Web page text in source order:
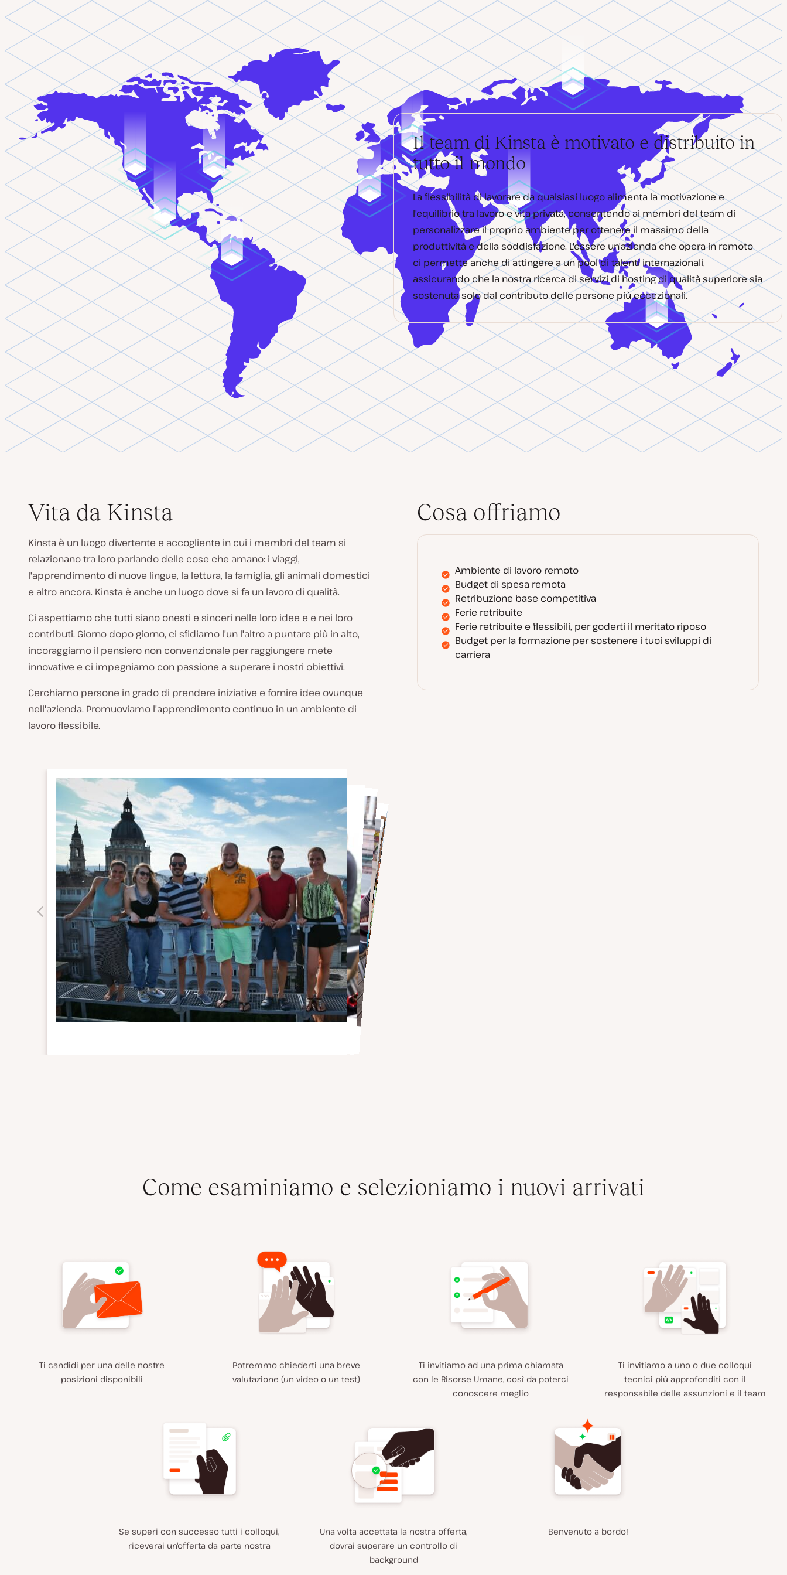
Il team di Kinsta è motivato e distribuito in
tutto il mondo
La flessibilità di lavorare da qualsiasi luogo alimenta la motivazione e
l'equilibrio tra lavoro e vita privata, consentendo ai membri del team di
personalizzare il proprio ambiente per ottenere il massimo della
produttività e della soddisfazione. L'essere un'azienda che opera in remoto
ci permette anche di attingere a un pool di talenti internazionali,
assicurando che la nostra ricerca di servizi di hosting di qualità superiore sia
sostenuta solo dal contributo delle persone più eccezionali.
Vita da Kinsta
Kinsta è un luogo divertente e accogliente in cui i membri del team si
relazionano tra loro parlando delle cose che amano: i viaggi,
l'apprendimento di nuove lingue, la lettura, la famiglia, gli animali domestici
e altro ancora. Kinsta è anche un luogo dove si fa un lavoro di qualità.
Ci aspettiamo che tutti siano onesti e sinceri nelle loro idee e e nei loro
contributi. Giorno dopo giorno, ci sfidiamo l'un l'altro a puntare più in alto,
incoraggiamo il pensiero non convenzionale per raggiungere mete
innovative e ci impegniamo con passione a superare i nostri obiettivi.
Cerchiamo persone in grado di prendere iniziative e fornire idee ovunque
nell'azienda. Promuoviamo l'apprendimento continuo in un ambiente di
lavoro flessibile.
Cosa offriamo
Ambiente di lavoro remoto
Budget di spesa remota
Retribuzione base competitiva
Ferie retribuite
Ferie retribuite e flessibili, per goderti il meritato riposo
Budget per la formazione per sostenere i tuoi sviluppi di
carriera
Come esaminiamo e selezioniamo i nuovi arrivati
Ti candidi per una delle nostre
posizioni disponibili
Potremmo chiederti una breve
valutazione (un video o un test)
Ti invitiamo ad una prima chiamata
con le Risorse Umane, così da poterci
conoscere meglio
Ti invitiamo a uno o due colloqui
tecnici più approfonditi con il
responsabile delle assunzioni e il team
Se superi con successo tutti i colloqui,
riceverai un'offerta da parte nostra
Una volta accettata la nostra offerta,
dovrai superare un controllo di
background
Benvenuto a bordo!